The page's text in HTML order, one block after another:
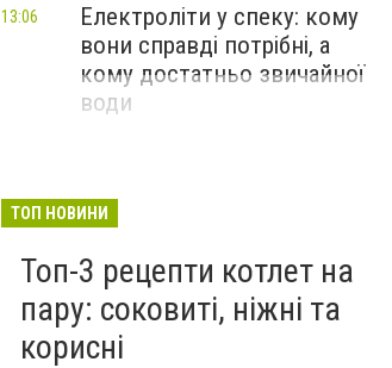
Електроліти у спеку: кому
вони справді потрібні, а
кому достатньо звичайної
води
13:06
ТОП НОВИНИ
Топ-3 рецепти котлет на
пару: соковиті, ніжні та
корисні